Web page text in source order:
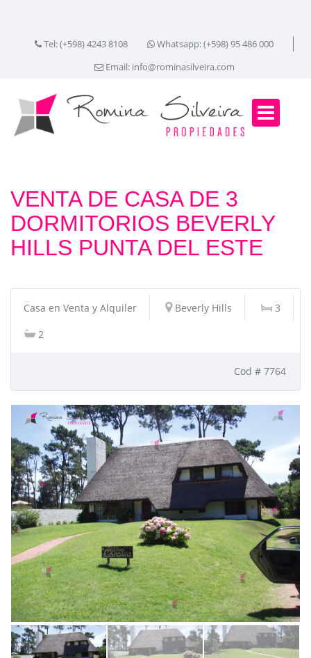
Tel: (+598) 4243 8108
Whatsapp: (+598) 95 486 000
Email: info@rominasilveira.com
VENTA DE CASA DE 3
DORMITORIOS BEVERLY
HILLS PUNTA DEL ESTE
Casa en Venta y Alquiler Beverly Hills
3
2
Cod # 7764